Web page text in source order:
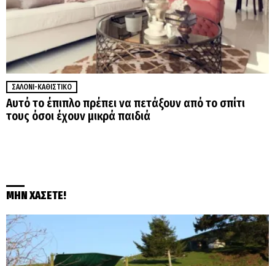
ΣΑΛΌΝΙ-ΚΑΘΙΣΤΙΚΌ
Αυτό το έπιπλο πρέπει να πετάξουν από το σπίτι
τους όσοι έχουν μικρά παιδιά
ΜΗΝ ΧΑΣΕΤΕ!